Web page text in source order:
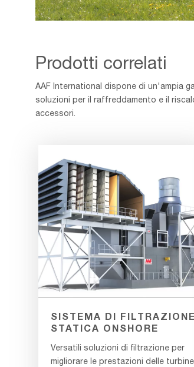
Prodotti correlati
AAF International dispone di un'ampia
soluzioni per il raffreddamento e il
accessori.
SISTEMA DI FILTRAZIONE
STATICA ONSHORE
Versatili soluzioni di filtrazione per
migliorare le prestazioni delle turbine